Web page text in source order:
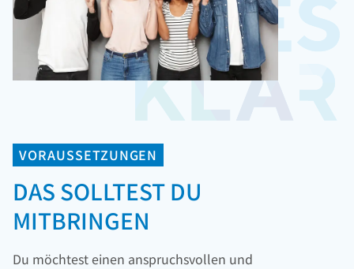
VORAUSSETZUNGEN
DAS SOLLTEST DU
MITBRINGEN
Du möchtest einen anspruchsvollen und